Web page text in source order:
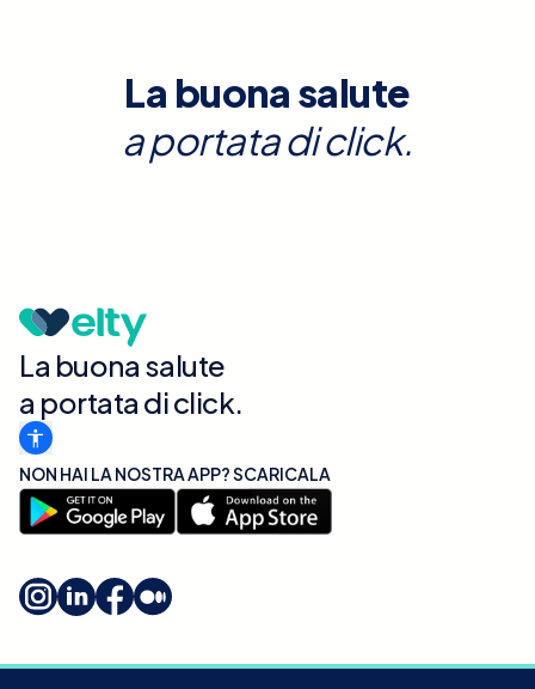
La buona salute
a portata di click.
La buona salute
a portata di click.
NON HAI LA NOSTRA APP? SCARICALA